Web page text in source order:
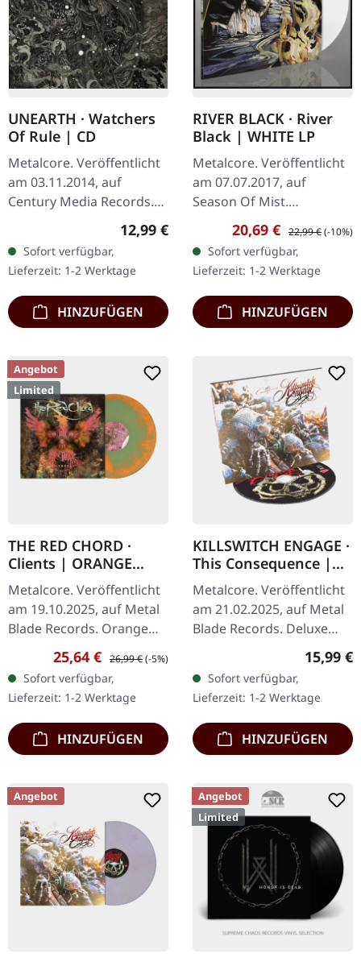
UNEARTH · Watchers
Of Rule | CD
Metalcore. Veröffentlicht
am 03.11.2014, auf
Century Media Records.
Intro 0:44 Instrumental
The Swarm 3:25 Lifetime
In Ruins 4:12 From The
Tombs Of…
Regulärer Preis:
12,99 €
Sofort verfügbar,
Lieferzeit: 1-2 Werktage
HINZUFÜGEN
RIVER BLACK · River
Black | WHITE LP
Metalcore. Veröffentlicht
am 07.07.2017, auf
Season Of Mist.
Moderner amerikanischer
Metal von Mitgliedern von
Municipal Waste und
Revocation. Weißes…
Verkaufspreis:
20,69 € Regulärer Preis:
22,99 €(-10%)
Sofort verfügbar,
Lieferzeit: 1-2 Werktage
HINZUFÜGEN
Angebot
Limited
THE RED CHORD ·
Clients | ORANGE
MINT GREEN
MARBLED LP
Metalcore. Veröffentlicht
am 19.10.2025, auf Metal
Blade Records. Orange
mint grün marmoriertes
Vinyl im Gatefold-Cover
mit 6-seitigem Insert
und…
Verkaufspreis:
25,64 € Regulärer Preis:
26,99 €(-5%)
Sofort verfügbar,
Lieferzeit: 1-2 Werktage
HINZUFÜGEN
KILLSWITCH ENGAGE ·
This Consequence |
DIGIPAK CD
Metalcore. Veröffentlicht
am 21.02.2025, auf Metal
Blade Records. Deluxe
exklusivem Artwork und
umfassendem Booklet.
"This…
15,99 €
Sofort verfügbar,
Lieferzeit: 1-2 Werktage
HINZUFÜGEN
Angebot
Angebot
Limited